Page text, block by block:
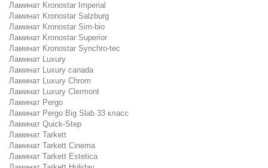
Ламинат Kronostar Imperial
Ламинат Kronostar Salzburg
Ламинат Kronostar Sim-bio
Ламинат Kronostar Superior
Ламинат Kronostar Synchro-tec
Ламинат Luxury
Ламинат Luxury canada
Ламинат Luxury Chrom
Ламинат Luxury Clermont
Ламинат Pergo
Ламинат Pergo Big Slab 33 класс
Ламинат Quick-Step
Ламинат Tarkett
Ламинат Tarkett Cinema
Ламинат Tarkett Estetica